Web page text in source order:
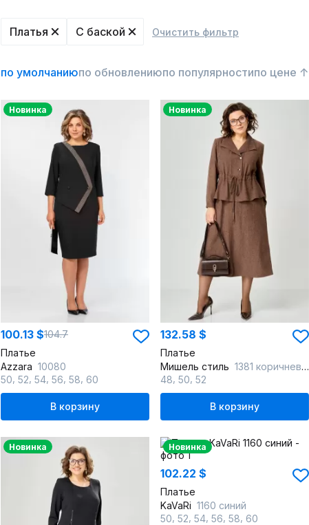
Платья С баской Очистить фильтр
по умолчаниюпо обновлениюпо популярностипо цене ↑
Новинка
100.13 $104.7
Платье
Azzara 10080
50 52 54 56 58 60
В корзину
Новинка
132.58 $
Платье
Мишель стиль 1381 коричневый
48 50 52
В корзину
Новинка Новинка
102.22 $
Платье
KaVaRi 1160 синий
50 52 54 56 58 60